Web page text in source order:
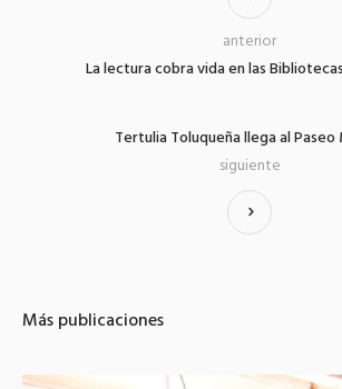
La lectura cobra vida en las
anterior
Tertulia Toluqueña llega al Paseo
siguiente
Más publicaciones